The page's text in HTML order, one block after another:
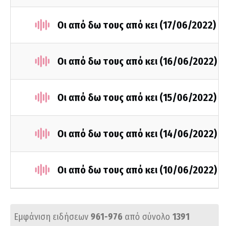
Οι από δω τους από κει (17/06/2022)
Οι από δω τους από κει (16/06/2022)
Οι από δω τους από κει (15/06/2022)
Οι από δω τους από κει (14/06/2022)
Οι από δω τους από κει (10/06/2022)
Εμφάνιση ειδήσεων 961-976 από σύνολο 1391